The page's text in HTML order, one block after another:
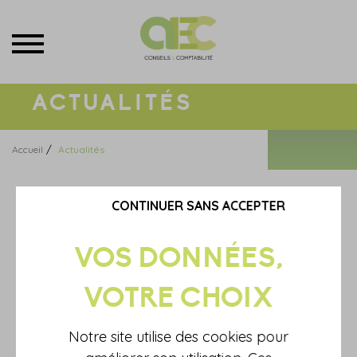
ACTUALITÉS
Accueil / Actualités
Parce qu'il est rattaché fiscalement au foyer de ses parents, ces
Les revenus de ce job d'été seront-ils imposables ?
La bonne réponse est...
Notre site utilise des cookies pour
CONTINUER SANS ACCEPTER